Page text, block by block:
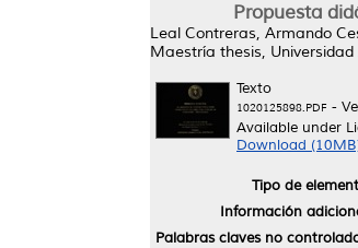
Propuesta
Leal Contreras, Armando
Maestría thesis,
Texto
1020125898.PDF -
Available under
Download
Tipo de
Información
Palabras claves no